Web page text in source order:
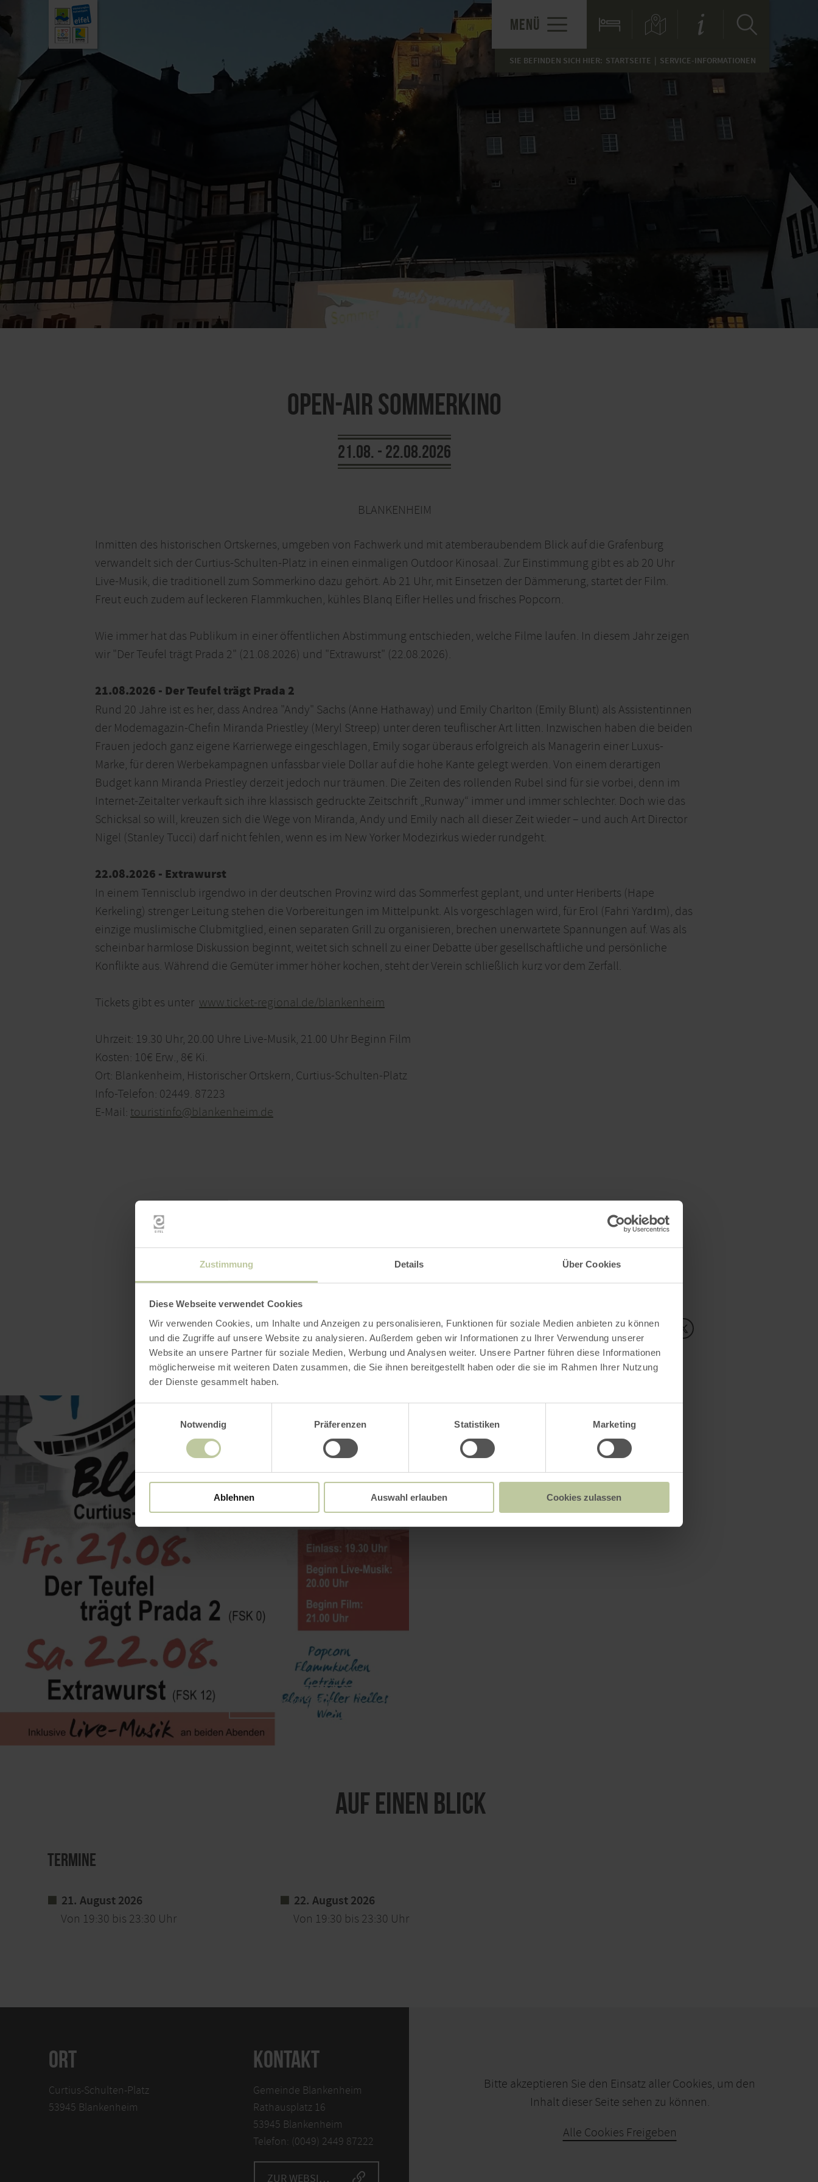
Zustimmung Details Über Cookies
Diese Webseite verwendet Cookies
Wir verwenden Cookies, um Inhalte und Anzeigen zu personalisieren, Funktionen für soziale Medien anbieten zu können
und die Zugriffe auf unsere Website zu analysieren. Außerdem geben wir Informationen zu Ihrer Verwendung unserer
Website an unsere Partner für soziale Medien, Werbung und Analysen weiter. Unsere Partner führen diese Informationen
möglicherweise mit weiteren Daten zusammen, die Sie ihnen bereitgestellt haben oder die sie im Rahmen Ihrer Nutzung
der Dienste gesammelt haben.
Einwilligungsauswahl
Notwendig
Präferenzen Statistiken Marketing
Ablehnen Auswahl erlauben Cookies zulassen
MENÜ
SIE BEFINDEN SICH HIER: STARTSEITE SERVICE-INFORMATIONEN
Open-Air Sommerkino
21.08. - 22.08.2026
BLANKENHEIM
Inmitten des historischen Ortskernes, umgeben von Fachwerk und mit atemberaubendem Blick auf die Grafenburg
verwandelt sich der Curtius-Schulten-Platz in einen einmaligen Outdoor Kinosaal. Zur Einstimmung gibt es ab 20 Uhr
Live-Musik, die traditionell zum Sommerkino dazu gehört. Ab 21 Uhr, mit Einsetzen der Dämmerung, startet der Film.
Freut euch zudem auf leckeren Flammkuchen, kühles Blanq Eifler Helles und frisches Popcorn.
Wie immer hat das Publikum in einer öffentlichen Abstimmung entschieden, welche Filme laufen. In diesem Jahr zeigen
wir "Der Teufel trägt Prada 2" (21.08.2026) und "Extrawurst" (22.08.2026).
21.08.2026 - Der Teufel trägt Prada 2
Rund 20 Jahre ist es her, dass Andrea "Andy" Sachs (Anne Hathaway) und Emily Charlton (Emily Blunt) als Assistentinnen
der Modemagazin-Chefin Miranda Priestley (Meryl Streep) unter deren teuflischer Art litten. Inzwischen haben die beiden
Frauen jedoch ganz eigene Karrierwege eingeschlagen, Emily sogar überaus erfolgreich als Managerin einer Luxus-
Marke, für deren Werbekampagnen unfassbar viele Dollar auf die hohe Kante gelegt werden. Von einem derartigen
Budget kann Miranda Priestley derzeit jedoch nur träumen. Die Zeiten des rollenden Rubel sind für sie vorbei, denn im
Internet-Zeitalter verkauft sich ihre klassisch gedruckte Zeitschrift „Runway“ immer und immer schlechter. Doch wie das
Schicksal so will, kreuzen sich die Wege von Miranda, Andy und Emily nach all dieser Zeit wieder – und auch Art Director
Nigel (Stanley Tucci) darf nicht fehlen, wenn es im New Yorker Modezirkus wieder rundgeht.
22.08.2026 - Extrawurst
In einem Tennisclub irgendwo in der deutschen Provinz wird das Sommerfest geplant, und unter Heriberts (Hape
Kerkeling) strenger Leitung stehen die Vorbereitungen im Mittelpunkt. Als vorgeschlagen wird, für Erol (Fahri Yardım), das
einzige muslimische Clubmitglied, einen separaten Grill zu organisieren, brechen unerwartete Spannungen auf. Was als
scheinbar harmlose Diskussion beginnt, weitet sich schnell zu einer Debatte über gesellschaftliche und persönliche
Konflikte aus. Während die Gemüter immer höher kochen, steht der Verein schließlich kurz vor dem Zerfall.
Tickets gibt es unter www.ticket-regional.de/blankenheim
Uhrzeit: 19.30 Uhr, 20.00 Uhre Live-Musik, 21.00 Uhr Beginn Film
Kosten: 10€ Erw., 8€ Ki.
Ort: Blankenheim, Historischer Ortskern, Curtius-Schulten-Platz
Info-Telefon: 02449. 87223
E-Mail: touristinfo@blankenheim.de
Inhalte teilen:
BILD VERGRÖSSERN
Auf einen Blick
Termine
21. August 2026
Von 19:30 bis 23:30 Uhr
22. August 2026
Von 19:30 bis 23:30 Uhr
ORT
Curtius-Schulten-Platz
53945 Blankenheim
KONTAKT
Gemeinde Blankenheim
Rathausplatz 16
53945 Blankenheim
Telefon: (0049) 2449 87222
ZUR WEBSITE
Bitte akzeptieren Sie den Einsatz aller Cookies, um den
Inhalt dieser Seite sehen zu können.
Alle Cookies Freigeben